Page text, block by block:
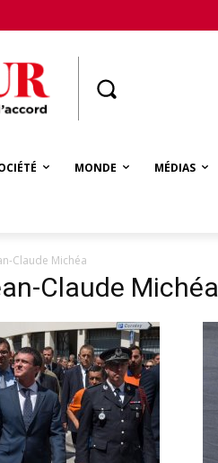
MONDE MÉDIAS
Claude Michéa
Claude Michéa